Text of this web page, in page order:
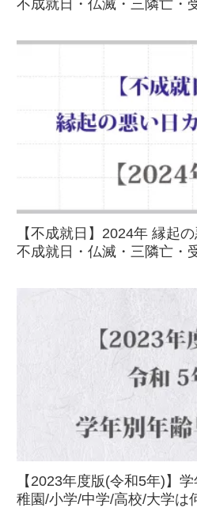
不成就日・仏滅・三隣亡・
【不成就日】2024年 縁起
不成就日・仏滅・三隣亡・
【2023年度版(令和5年)】
稚園/小学/中学/高校/大学は